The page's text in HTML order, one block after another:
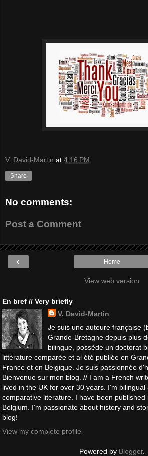
V. David-Martin at 4:16 PM
Share
No comments:
Post a Comment
‹ Home
View web version
En bref // Very briefly
V. David-Martin
Je suis une auteure française
Grande-Bretagne depuis plus
bilingue, possède un doctorat
littérature comparée et ai été publiée en
France et en Belgique. Je suis passionnée
Bienvenue sur mon blog. // I am a French
lived in the UK for over 30 years. I'm bilingual
comparative literature. I have been published
Belgium. I'm passionate about history and
blog!
View my complete profile
Powered by Blogger.